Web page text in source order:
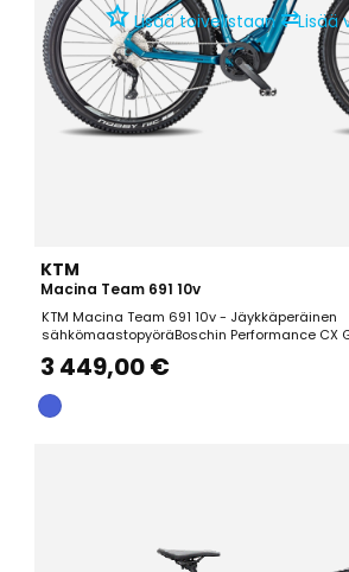
Lisää toivelistaan⇄Lisää
KTM
Macina Team 691 10v
KTM Macina Team 691 10v - Jäykkäperäinen
sähkömaastopyöräBoschin Performance CX
tyylikkäällä ulkonäöllään ja
lisäksi mainiosti...
3 449,00 €